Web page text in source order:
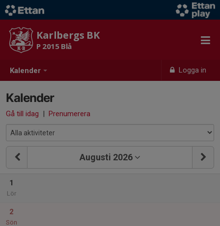
Kalender Logga in
Karlbergs BK
P 2015 Blå
Kalender
Gå till idag | Prenumerera
Augusti 2026
1
Lör
2
Sön